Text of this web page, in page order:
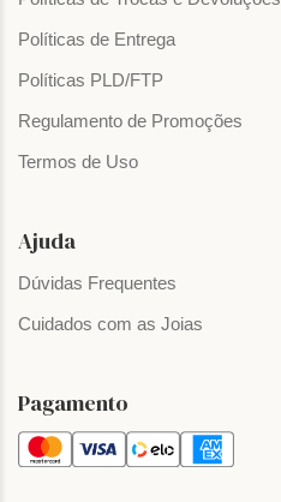
Políticas de Entrega
Políticas PLD/FTP
Regulamento de Promoções
Termos de Uso
Ajuda
Dúvidas Frequentes
Cuidados com as Joias
Pagamento